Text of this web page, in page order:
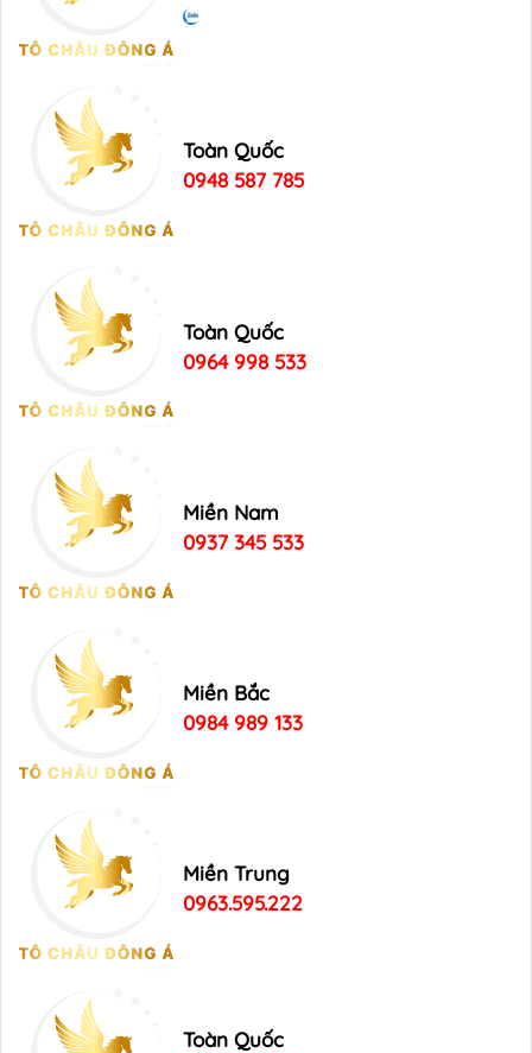
Toàn Quốc
0948 587 785
Toàn Quốc
0964 998 533
Miền Nam
0937 345 533
Miền Bắc
0984 989 133
Miền Trung
0963.595.222
Toàn Quốc